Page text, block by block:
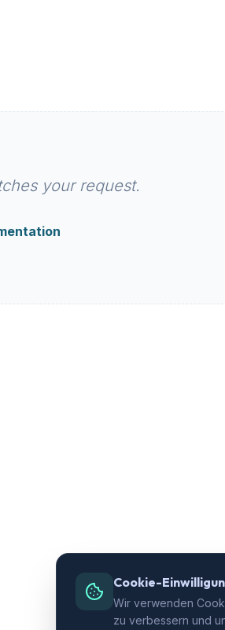
your request.
Cookie-
Wir verwenden
zu verbessern und